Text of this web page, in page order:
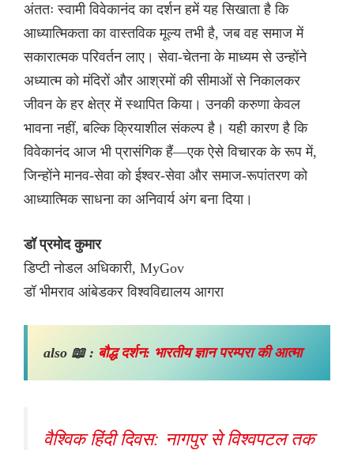
अंततः स्वामी विवेकानंद का दर्शन हमें यह सिखाता है कि
आध्यात्मिकता का वास्तविक मूल्य तभी है, जब वह समाज में
सकारात्मक परिवर्तन लाए। सेवा-चेतना के माध्यम से उन्होंने
अध्यात्म को मंदिरों और आश्रमों की सीमाओं से निकालकर
जीवन के हर क्षेत्र में स्थापित किया। उनकी करुणा केवल
भावना नहीं, बल्कि क्रियाशील संकल्प है। यही कारण है कि
विवेकानंद आज भी प्रासंगिक हैं—एक ऐसे विचारक के रूप में,
जिन्होंने मानव-सेवा को ईश्वर-सेवा और समाज-रूपांतरण को
आध्यात्मिक साधना का अनिवार्य अंग बना दिया।
डॉ प्रमोद कुमार
डिप्टी नोडल अधिकारी, MyGov
डॉ भीमराव आंबेडकर विश्वविद्यालय आगरा
also 📖 : बौद्ध दर्शन: भारतीय ज्ञान परम्परा की आत्मा
वैश्विक हिंदी दिवस: नागपुर से विश्वपटल तक